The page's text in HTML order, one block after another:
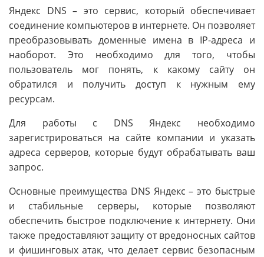
Яндекс DNS – это сервис, который обеспечивает
соединение компьютеров в интернете. Он позволяет
преобразовывать доменные имена в IP-адреса и
наоборот. Это необходимо для того, чтобы
пользователь мог понять, к какому сайту он
обратился и получить доступ к нужным ему
ресурсам.
Для работы с DNS Яндекс необходимо
зарегистрироваться на сайте компании и указать
адреса серверов, которые будут обрабатывать ваш
запрос.
Основные преимущества DNS Яндекс – это быстрые
и стабильные серверы, которые позволяют
обеспечить быстрое подключение к интернету. Они
также предоставляют защиту от вредоносных сайтов
и фишинговых атак, что делает сервис безопасным